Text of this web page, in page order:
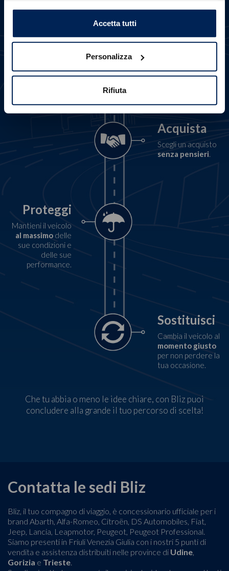
Accetta tutti
Personalizza
Rifiuta
Valuta
d'acquistosu
disponibilità.
Acquista
Scegli un acquisto
senza pensieri.
Proteggi
Mantieni il veicolo
al massimo delle
sue condizioni e
delle sue
performance.
Sostituisci
Cambia il veicolo al
momento giusto
per non perdere la
tua occasione.
Che tu abbia o meno le idee chiare, con Bliz puoi
concludere alla grande il tuo percorso di scelta!
Contatta le sedi Bliz
Bliz, il tuo compagno di viaggio, è concessionario ufficiale per i
brand Abarth, Alfa-Romeo, Citroën, DS Automobiles, Fiat,
Jeep, Lancia, Leapmotor, Peugeot, Peugeot Professional.
Siamo presenti in Friuli Venezia Giulia con i nostri 5 punti di
vendita e assistenza distribuiti nelle province di Udine,
Gorizia e Trieste.